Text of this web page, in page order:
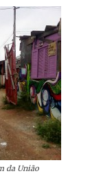
da União